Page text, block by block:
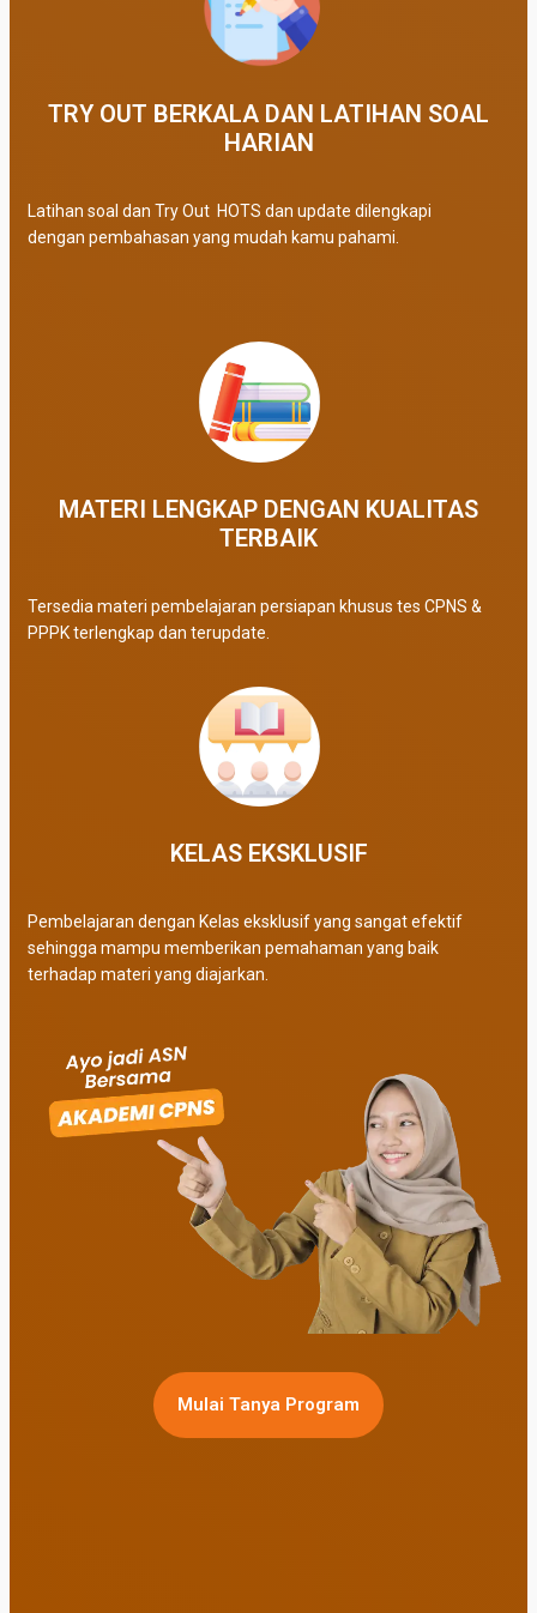
TRY OUT BERKALA DAN LATIHAN SOAL
HARIAN
Latihan soal dan Try Out HOTS dan update dilengkapi
dengan pembahasan yang mudah kamu pahami.
MATERI LENGKAP DENGAN KUALITAS
TERBAIK​
Tersedia materi pembelajaran persiapan khusus tes CPNS &
PPPK terlengkap dan terupdate.
KELAS EKSKLUSIF​
Pembelajaran dengan Kelas eksklusif yang sangat efektif
sehingga mampu memberikan pemahaman yang baik
terhadap materi yang diajarkan.
Mulai Tanya Program